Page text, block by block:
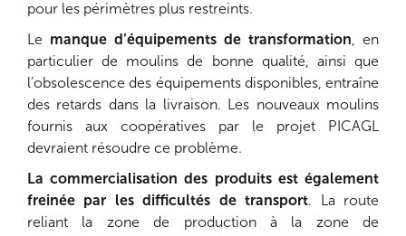
pour les périmètres plus restreints.
Le manque d’équipements de transformation , en
particulier de moulins de bonne qualité, ainsi que
l’obsolescence des équipements disponibles, entraîne
des retards dans la livraison. Les nouveaux moulins
fournis aux coopératives par le projet PICAGL
devraient résoudre ce problème.
La commercialisation des produits est également
freinée par les difficultés de transport. La route
reliant la zone de production à la zone de